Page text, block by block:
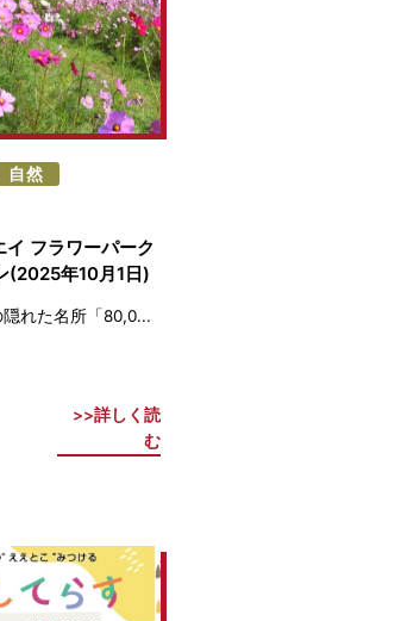
自然
フラワーパーク
(2025年10月1日)
れた名所「80,0...
詳しく読
む